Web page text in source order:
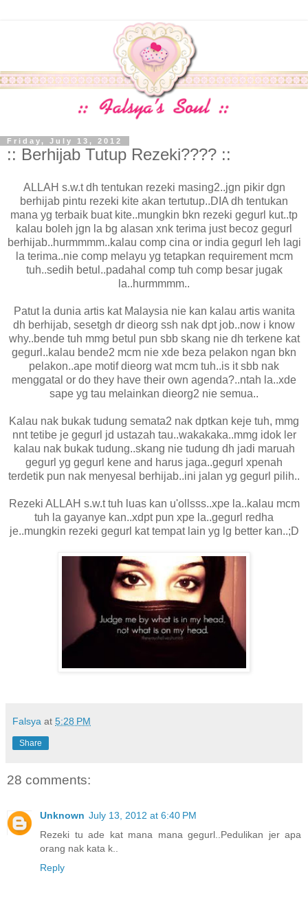
Friday, July 13, 2012
:: Berhijab Tutup Rezeki???? ::
ALLAH s.w.t dh tentukan rezeki masing2..jgn pikir dgn
berhijab pintu rezeki kite akan tertutup..DIA dh tentukan
mana yg terbaik buat kite..mungkin bkn rezeki gegurl kut..tp
kalau boleh jgn la bg alasan xnk terima just becoz gegurl
berhijab..hurmmmm..kalau comp cina or india gegurl leh lagi
la terima..nie comp melayu yg tetapkan requirement mcm
tuh..sedih betul..padahal comp tuh comp besar jugak
la..hurmmmm..
Patut la dunia artis kat Malaysia nie kan kalau artis wanita
dh berhijab, sesetgh dr dieorg ssh nak dpt job..now i know
why..bende tuh mmg betul pun sbb skang nie dh terkene kat
gegurl..kalau bende2 mcm nie xde beza pelakon ngan bkn
pelakon..ape motif dieorg wat mcm tuh..is it sbb nak
menggatal or do they have their own agenda?..ntah la..xde
sape yg tau melainkan dieorg2 nie semua..
Kalau nak bukak tudung semata2 nak dptkan keje tuh, mmg
nnt tetibe je gegurl jd ustazah tau..wakakaka..mmg idok ler
kalau nak bukak tudung..skang nie tudung dh jadi maruah
gegurl yg gegurl kene and harus jaga..gegurl xpenah
terdetik pun nak menyesal berhijab..ini jalan yg gegurl pilih..
Rezeki ALLAH s.w.t tuh luas kan u'ollsss..xpe la..kalau mcm
tuh la gayanye kan..xdpt pun xpe la..gegurl redha
je..mungkin rezeki gegurl kat tempat lain yg lg better kan..;D
Falsya at 5:28 PM
Share
28 comments:
Unknown July 13, 2012 at 6:40 PM
Rezeki tu ade kat mana mana gegurl..Pedulikan jer apa
orang nak kata k..
Reply